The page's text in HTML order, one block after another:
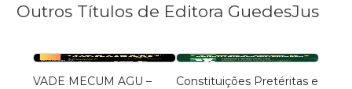
Outros Títulos de Editora GuedesJus
VADE MECUM AGU –
Constituições Pretéritas e